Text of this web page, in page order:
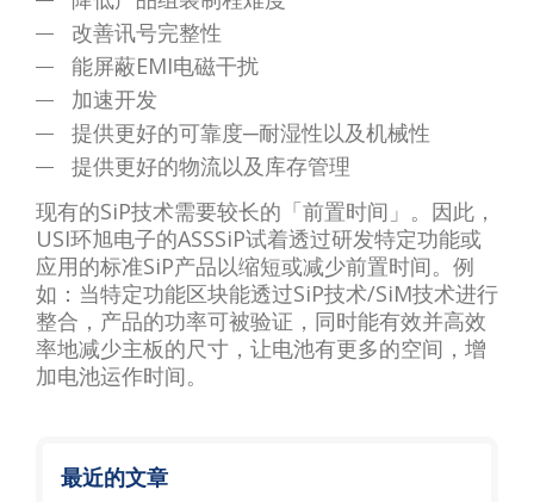
改善讯号完整性
能屏蔽EMI电磁干扰
加速开发
提供更好的可靠度─耐湿性以及机械性
提供更好的物流以及库存管理
现有的SiP技术需要较长的「前置时间」。因此，
USI环旭电子的ASSSiP试着透过研发特定功能或
应用的标准SiP产品以缩短或减少前置时间。例
如：当特定功能区块能透过SiP技术/SiM技术进行
整合，产品的功率可被验证，同时能有效并高效
率地减少主板的尺寸，让电池有更多的空间，增
加电池运作时间。
最近的文章